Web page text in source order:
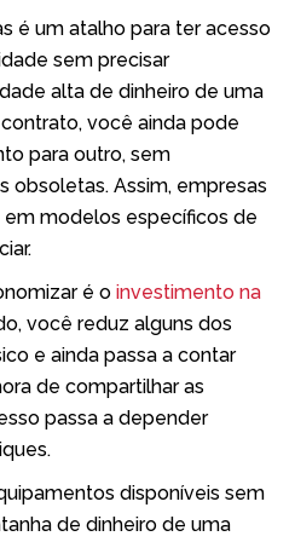
é um atalho para ter acesso
sem precisar
alta de dinheiro de uma
você ainda pode
para outro, sem
obsoletas. Assim, empresas
em modelos específicos de
é o investimento na
você reduz alguns dos
e ainda passa a contar
de compartilhar as
passa a depender
disponíveis sem
de dinheiro de uma